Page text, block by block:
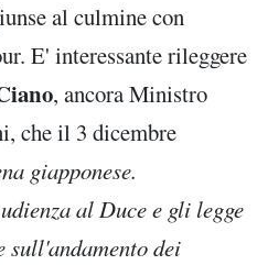
al culmine con
E' interessante rileggere
, ancora Ministro
che il 3 dicembre
giapponese.
al Duce e gli legge
sull'andamento dei